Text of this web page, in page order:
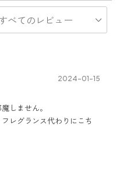
2024-01-15
しません。
レグランス代わりにこち